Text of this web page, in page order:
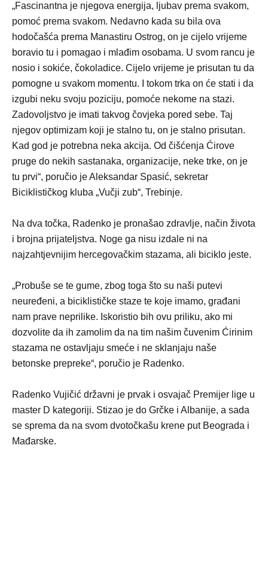
„Fascinantna je njegova energija, ljubav prema svakom,
pomoć prema svakom. Nedavno kada su bila ova
hodočašća prema Manastiru Ostrog, on je cijelo vrijeme
boravio tu i pomagao i mlađim osobama. U svom rancu je
nosio i sokiće, čokoladice. Cijelo vrijeme je prisutan tu da
pomogne u svakom momentu. I tokom trka on će stati i da
izgubi neku svoju poziciju, pomoće nekome na stazi.
Zadovoljstvo je imati takvog čovjeka pored sebe. Taj
njegov optimizam koji je stalno tu, on je stalno prisutan.
Kad god je potrebna neka akcija. Od čišćenja Ćirove
pruge do nekih sastanaka, organizacije, neke trke, on je
tu prvi“, poručio je Aleksandar Spasić, sekretar
Biciklističkog kluba „Vučji zub“, Trebinje.
Na dva točka, Radenko je pronašao zdravlje, način života
i brojna prijateljstva. Noge ga nisu izdale ni na
najzahtjevnijim hercegovačkim stazama, ali biciklo jeste.
„Probuše se te gume, zbog toga što su naši putevi
neuređeni, a biciklističke staze te koje imamo, građani
nam prave neprilike. Iskoristio bih ovu priliku, ako mi
dozvolite da ih zamolim da na tim našim čuvenim Ćirinim
stazama ne ostavljaju smeće i ne sklanjaju naše
betonske prepreke“, poručio je Radenko.
Radenko Vujičić državni je prvak i osvajač Premijer lige u
master D kategoriji. Stizao je do Grčke i Albanije, a sada
se sprema da na svom dvotočkašu krene put Beograda i
Mađarske.